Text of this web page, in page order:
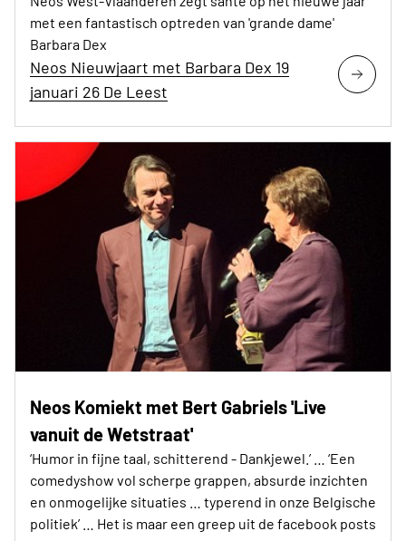
met een fantastisch optreden van 'grande dame'
Barbara Dex
Neos Nieuwjaart met Barbara Dex 19
januari 26 De Leest
Neos Komiekt met Bert Gabriels 'Live
vanuit de Wetstraat'
‘Humor in fijne taal, schitterend - Dankjewel.’ … ‘Een
comedyshow vol scherpe grappen, absurde inzichten
en onmogelijke situaties … typerend in onze Belgische
politiek’ … Het is maar een greep uit de facebook posts